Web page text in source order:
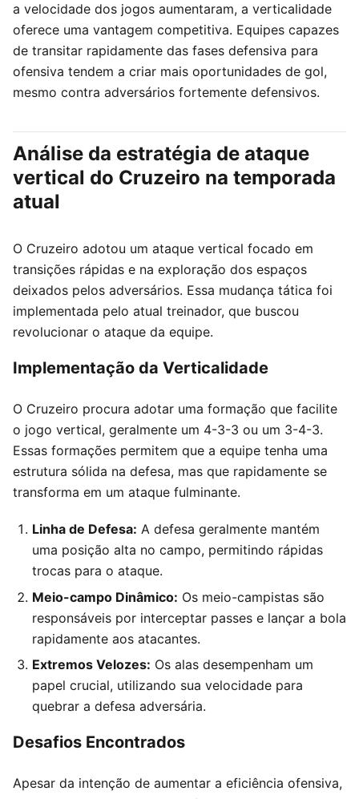
a velocidade dos jogos aumentaram, a verticalidade
oferece uma vantagem competitiva. Equipes capazes
de transitar rapidamente das fases defensiva para
ofensiva tendem a criar mais oportunidades de gol,
mesmo contra adversários fortemente defensivos.
Análise da estratégia de ataque
vertical do Cruzeiro na temporada
atual
O Cruzeiro adotou um ataque vertical focado em
transições rápidas e na exploração dos espaços
deixados pelos adversários. Essa mudança tática foi
implementada pelo atual treinador, que buscou
revolucionar o ataque da equipe.
Implementação da Verticalidade
O Cruzeiro procura adotar uma formação que facilite
o jogo vertical, geralmente um 4-3-3 ou um 3-4-3.
Essas formações permitem que a equipe tenha uma
estrutura sólida na defesa, mas que rapidamente se
transforma em um ataque fulminante.
Linha de Defesa: A defesa geralmente mantém
uma posição alta no campo, permitindo rápidas
trocas para o ataque.
Meio-campo Dinâmico: Os meio-campistas são
responsáveis por interceptar passes e lançar a bola
rapidamente aos atacantes.
Extremos Velozes: Os alas desempenham um
papel crucial, utilizando sua velocidade para
quebrar a defesa adversária.
Desafios Encontrados
Apesar da intenção de aumentar a eficiência ofensiva,